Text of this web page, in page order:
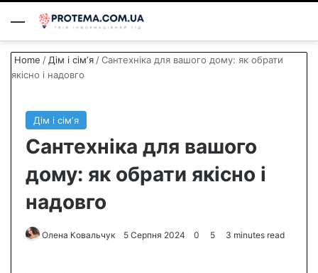
Menu
Home / Дім і сімʼя /Сантехніка для вашого дому: як обрати
якісно і надовго
Дім і сімʼя
Сантехніка для вашого
дому: як обрати якісно і
надовго
Олена Ковальчук 5 Серпня 2024 0 5 3 minutes read